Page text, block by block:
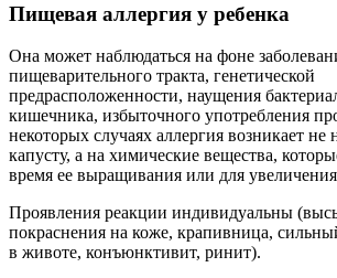
Пищевая аллергия у ребенка
Она может наблюдаться на фоне
пищеварительного тракта, генетической
предрасположенности, наущения
кишечника, избыточного употребления
некоторых случаях аллергия возникает
капусту, а на химические вещества,
время ее выращивания или для
Проявления реакции индивидуальны
покраснения на коже, крапивница,
в животе, конъюнктивит, ринит).